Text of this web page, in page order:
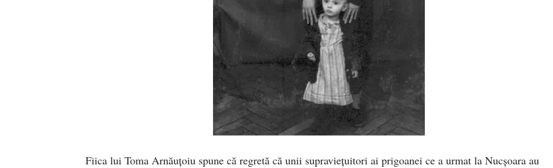
Fiica lui Toma Arnăuţoiu spune că regretă că unii supravieţuitori ai prigoanei ce a urmat la Nucşoara au